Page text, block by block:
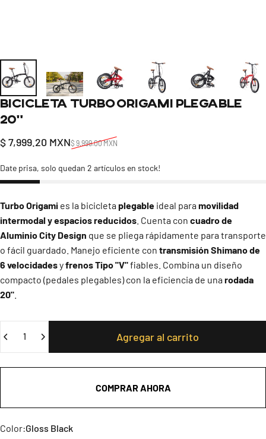
Bicicleta TurboOrigami Plegable
20"
Precio de oferta
$ 7,999.20 MXN
Precio habitual$ 9,999.00 MXN
Date prisa, solo quedan 2 artículos en stock!
Turbo Origami es la bicicleta plegable ideal para movilidad
intermodal y espacios reducidos . Cuenta con cuadro de
Aluminio City Design que se pliega rápidamente para transporte
o fácil guardado. Manejo eficiente con transmisión Shimano de
6 velocidadesyfrenos Tipo "V"fiables. Combina un diseño
compacto (pedales plegables) con la eficiencia de una rodada
20"
Agregar al carrito
COMPRAR AHORA
Color
Color:Gloss Black